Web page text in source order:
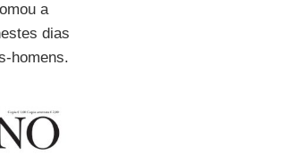
a
dias
homens.